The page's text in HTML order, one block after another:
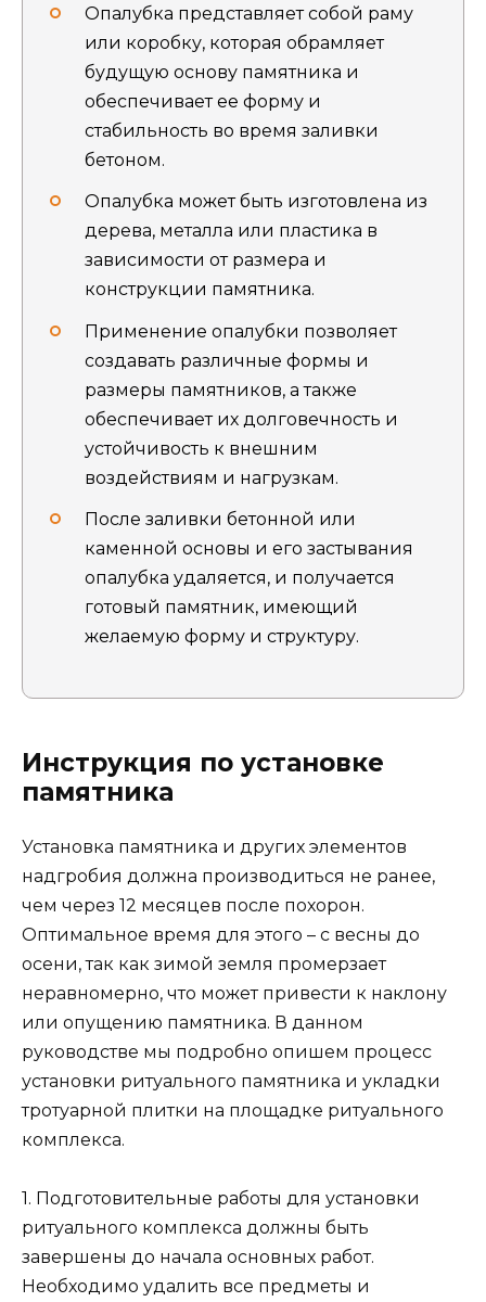
Опалубка представляет собой раму
или коробку, которая обрамляет
будущую основу памятника и
обеспечивает ее форму и
стабильность во время заливки
бетоном.
Опалубка может быть изготовлена из
дерева, металла или пластика в
зависимости от размера и
конструкции памятника.
Применение опалубки позволяет
создавать различные формы и
размеры памятников, а также
обеспечивает их долговечность и
устойчивость к внешним
воздействиям и нагрузкам.
После заливки бетонной или
каменной основы и его застывания
опалубка удаляется, и получается
готовый памятник, имеющий
желаемую форму и структуру.
Инструкция по установке
памятника
Установка памятника и других элементов
надгробия должна производиться не ранее,
чем через 12 месяцев после похорон.
Оптимальное время для этого – с весны до
осени, так как зимой земля промерзает
неравномерно, что может привести к наклону
или опущению памятника. В данном
руководстве мы подробно опишем процесс
установки ритуального памятника и укладки
тротуарной плитки на площадке ритуального
комплекса.
1. Подготовительные работы для установки
ритуального комплекса должны быть
завершены до начала основных работ.
Необходимо удалить все предметы и